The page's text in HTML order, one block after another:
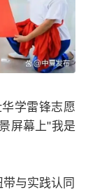
学雷锋志愿
屏幕上"我是
与实践认同